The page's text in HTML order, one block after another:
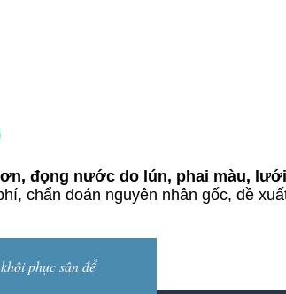
đọng nước do lún, phai màu,
chẩn đoán nguyên nhân gốc, đề
phục sân để